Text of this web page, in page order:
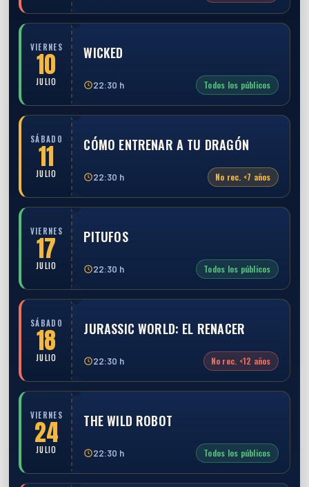
VIERNES
10
JULIO
WICKED
22:30 h Todos los públicos
SÁBADO
11
JULIO
CÓMO ENTRENAR A TU DRAGÓN
22:30 h No rec. <7 años
VIERNES
17
JULIO
PITUFOS
22:30 h Todos los públicos
SÁBADO
18
JULIO
JURASSIC WORLD: EL RENACER
22:30 h No rec. <12 años
VIERNES
24
JULIO
THE WILD ROBOT
22:30 h Todos los públicos